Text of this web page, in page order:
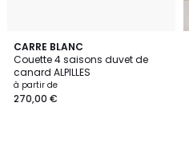
CARRE BLANC
Couette 4 saisons duvet de
canard ALPILLES
à partir de
270,00 €